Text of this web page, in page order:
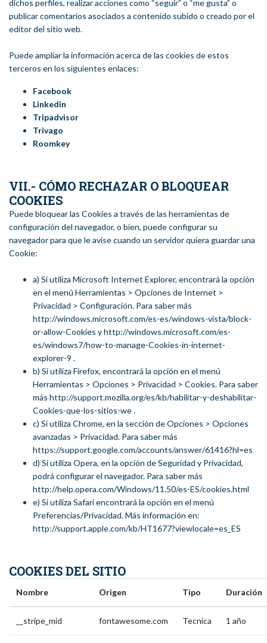
dichos perfiles, realizar acciones como “seguir” o “me gusta” o
publicar comentarios asociados a contenido subido o creado por el
editor del sitio web.
Puede ampliar la información acerca de las cookies de estos
terceros en los siguientes enlaces:
Facebook
Linkedin
Tripadvisor
Trivago
Roomkey
VII.- CÓMO RECHAZAR O BLOQUEAR
COOKIES
Puede bloquear las Cookies a través de las herramientas de
configuración del navegador, o bien, puede configurar su
navegador para que le avise cuando un servidor quiera guardar una
Cookie:
a) Si utiliza Microsoft Internet Explorer, encontrará la opción
en el menú Herramientas > Opciones de Internet >
Privacidad > Configuración. Para saber más
http://windows.microsoft.com/es-es/windows-vista/block-
or-allow-Cookies y http://windows.microsoft.com/es-
es/windows7/how-to-manage-Cookies-in-internet-
explorer-9 .
b) Si utiliza Firefox, encontrará la opción en el menú
Herramientas > Opciones > Privacidad > Cookies. Para saber
más http://support.mozilla.org/es/kb/habilitar-y-deshabilitar-
Cookies-que-los-sitios-we .
c) Si utiliza Chrome, en la sección de Opciones > Opciones
avanzadas > Privacidad. Para saber más
https://support.google.com/accounts/answer/61416?hl=es
d) Si utiliza Opera, en la opción de Seguridad y Privacidad,
podrá configurar el navegador. Para saber más
http://help.opera.com/Windows/11.50/es-ES/cookies.html
e) Si utiliza Safari encontrará la opción en el menú
Preferencias/Privacidad. Más información en:
http://support.apple.com/kb/HT1677?viewlocale=es_ES
COOKIES DEL SITIO
Nombre Origen Tipo Duración
__stripe_mid fontawesome.com Tecnica 1 año